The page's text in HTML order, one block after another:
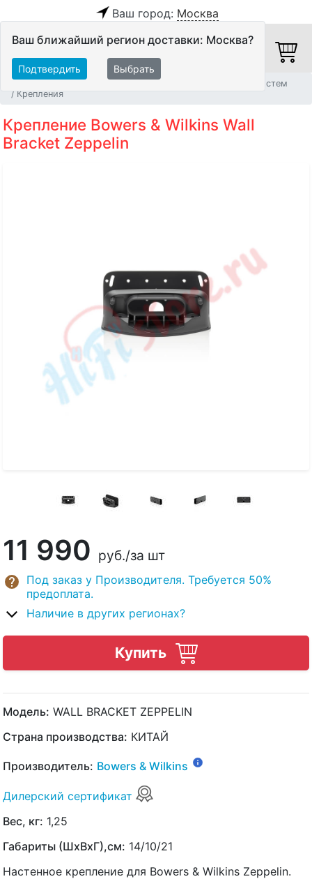
Ваш город: Москва
Ваш ближайший регион доставки: Москва?
Подтвердить Выбрать
Стойки для акустических систем
Крепления
Крепление Bowers & Wilkins Wall
Bracket Zeppelin
11 990 руб./за шт
Под заказ у Производителя. Требуется 50%
предоплата.
Наличие в других регионах?
Купить
Модель: WALL BRACKET ZEPPELIN
Страна производства: КИТАЙ
Производитель: Bowers & Wilkins
Дилерский сертификат
Вес, кг: 1,25
Габариты (ШхВхГ),см: 14/10/21
Настенное крепление для Bowers & Wilkins Zeppelin.